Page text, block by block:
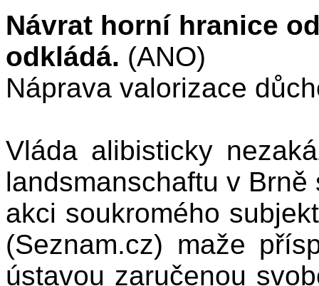
Návrat horní hranice
odkládá. (ANO)
Náprava valorizace
Vláda alibisticky
landsmanschaftu v
akci soukromého
(Seznam.cz) maže
ústavou zaručenou